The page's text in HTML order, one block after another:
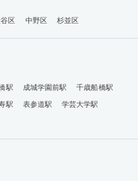
区 中野区 杉並区
駅 成城学園前駅
千歳船橋駅
駅 表参道駅
学芸大学駅